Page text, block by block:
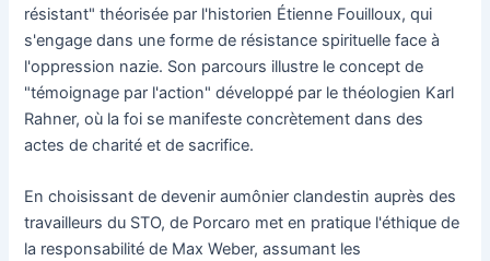
résistant" théorisée par l'historien Étienne Fouilloux, qui
s'engage dans une forme de résistance spirituelle face à
l'oppression nazie. Son parcours illustre le concept de
"témoignage par l'action" développé par le théologien Karl
Rahner, où la foi se manifeste concrètement dans des
actes de charité et de sacrifice.
En choisissant de devenir aumônier clandestin auprès des
travailleurs du STO, de Porcaro met en pratique l'éthique de
la responsabilité de Max Weber, assumant les